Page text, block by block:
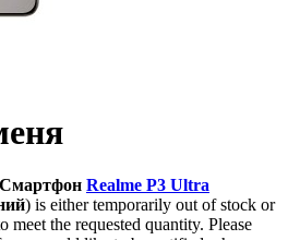
Смартфон Realme P3 Ultra
) is either temporarily out of stock or
meet the requested quantity. Please